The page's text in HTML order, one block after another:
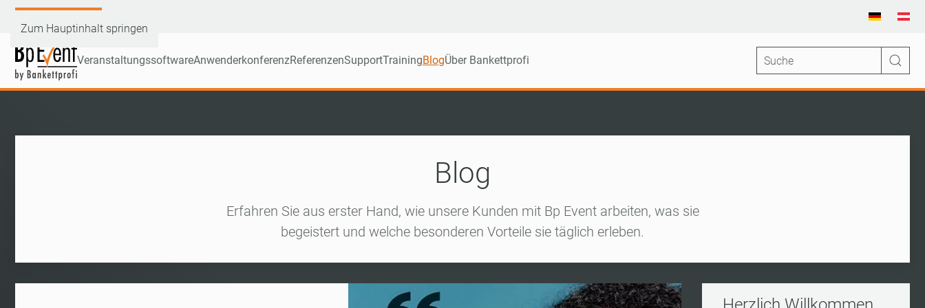
Zum Hauptinhalt springen
VeranstaltungssoftwareAnwenderkonferenzReferenzenSupportTrainingBlogÜber Bankettprofi
Blog
Erfahren Sie aus erster Hand, wie unsere Kunden mit Bp Event arbeiten, was sie
begeistert und welche besonderen Vorteile sie täglich erleben.